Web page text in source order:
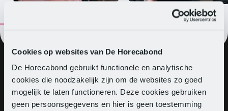
Cookies op websites van De Horecabond
De Horecabond gebruikt functionele en analytische
cookies die noodzakelijk zijn om de websites zo goed
mogelijk te laten functioneren. Deze cookies gebruiken
geen persoonsgegevens en hier is geen toestemming
About usVacanciesContact